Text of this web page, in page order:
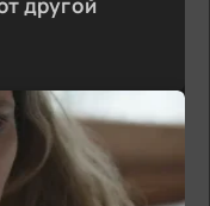
другой